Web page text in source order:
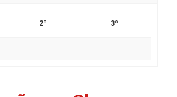
2º 3º